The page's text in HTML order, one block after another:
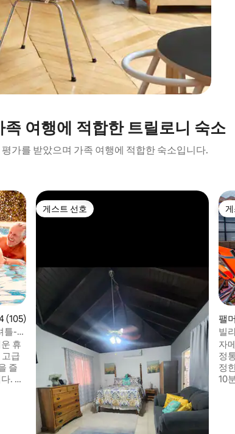
여행에 적합한 트릴로니 숙소
가를 받았으며 가족 여행에 적합한 숙소입니다.
점(5점 만점), 후기 105개
(105)
틀-헬
휴
즐
넓
게스트 선호
게스트 선호
팰
빌
자
정
정
10